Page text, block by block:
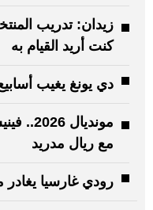
زيدان: تدريب
كنت أريد القيام به
دي يونغ يغيب
مع ريال مدريد
رودي غارسيا يغادر